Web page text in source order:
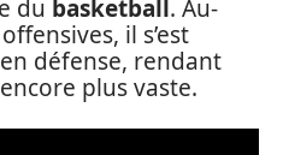
du basketball. Au-
il s’est
défense, rendant
plus vaste.